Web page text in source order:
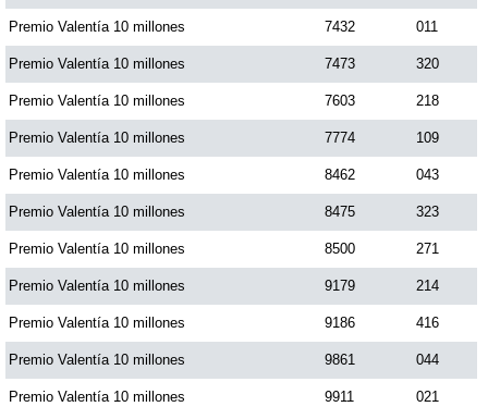
Premio Valentía 10 millones 7432 011
Premio Valentía 10 millones 7473 320
Premio Valentía 10 millones 7603 218
Premio Valentía 10 millones 7774 109
Premio Valentía 10 millones 8462 043
Premio Valentía 10 millones 8475 323
Premio Valentía 10 millones 8500 271
Premio Valentía 10 millones 9179 214
Premio Valentía 10 millones 9186 416
Premio Valentía 10 millones 9861 044
Premio Valentía 10 millones 9911 021